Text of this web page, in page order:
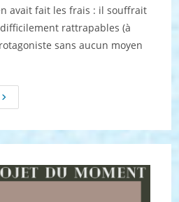
avait fait les frais : il souffrait
rattrapables (à
sans aucun moyen
Quand